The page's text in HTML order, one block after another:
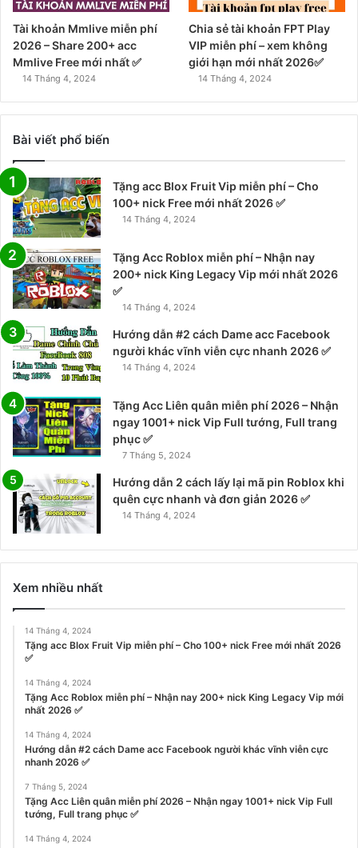
Tài khoản Mmlive miễn phí
2026 – Share 200+ acc
Mmlive Free mới nhất ✅
14 Tháng 4, 2024
Chia sẻ tài khoản FPT Play
VIP miễn phí – xem không
giới hạn mới nhất 2026✅
14 Tháng 4, 2024
Bài viết phổ biến
Tặng acc Blox Fruit Vip miễn phí – Cho
100+ nick Free mới nhất 2026 ✅
14 Tháng 4, 2024
Tặng Acc Roblox miễn phí – Nhận nay
200+ nick King Legacy Vip mới nhất 2026
✅
14 Tháng 4, 2024
Hướng dẫn #2 cách Dame acc Facebook
người khác vĩnh viễn cực nhanh 2026 ✅
14 Tháng 4, 2024
Tặng Acc Liên quân miễn phí 2026 – Nhận
ngay 1001+ nick Vip Full tướng, Full trang
phục ✅
7 Tháng 5, 2024
Hướng dẫn 2 cách lấy lại mã pin Roblox khi
quên cực nhanh và đơn giản 2026 ✅
14 Tháng 4, 2024
Xem nhiều nhất
14 Tháng 4, 2024
Tặng acc Blox Fruit Vip miễn phí – Cho 100+ nick Free mới nhất 2026
✅
14 Tháng 4, 2024
Tặng Acc Roblox miễn phí – Nhận nay 200+ nick King Legacy Vip mới
nhất 2026 ✅
14 Tháng 4, 2024
Hướng dẫn #2 cách Dame acc Facebook người khác vĩnh viễn cực
nhanh 2026 ✅
7 Tháng 5, 2024
Tặng Acc Liên quân miễn phí 2026 – Nhận ngay 1001+ nick Vip Full
tướng, Full trang phục ✅
14 Tháng 4, 2024